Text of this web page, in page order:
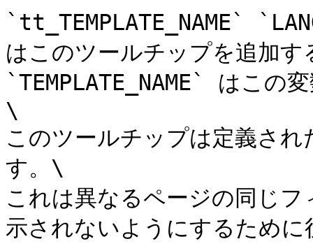
`tt_TEMPLATE_NAME`
はこのツールチップを追加
`TEMPLATE_NAME` はこの
\
このツールチップは定義さ
す。\
これは異なるページの同じ
示されないようにするために